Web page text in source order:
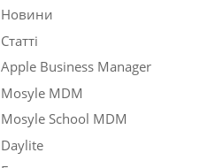
Новини
Статті
Apple Business Manager
Mosyle MDM
Mosyle School MDM
Daylite